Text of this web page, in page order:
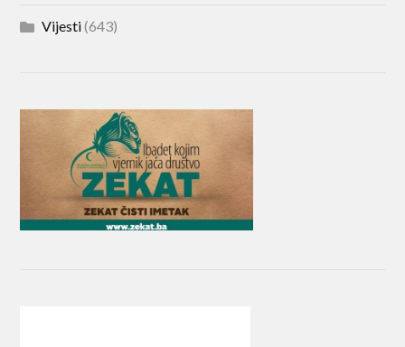
Vijesti(643)